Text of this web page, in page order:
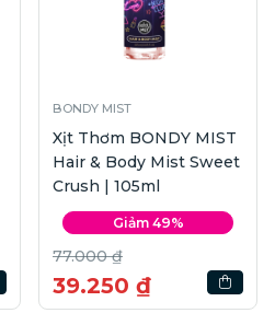
BONDY MIST
Xịt Thơm BONDY MIST
Hair & Body Mist Sweet
Crush | 105ml
Giảm 49%
77.000 ₫
39.250 ₫